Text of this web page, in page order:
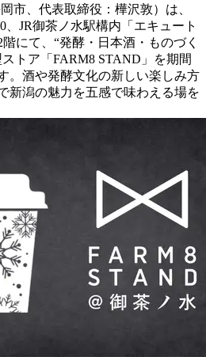
市、代表取締役：樺沢敦）は、
、JR御茶ノ水駅構内「エキュート
にて、“発酵・日本酒・ものづく
トア「FARM8 STAND」を期間
。酒や発酵文化の新しい楽しみ方
新潟の魅力を五感で味わえる場を